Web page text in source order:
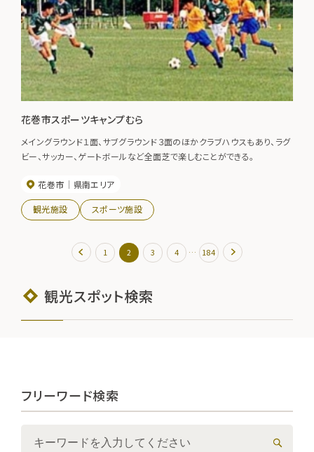
花巻市スポーツキャンプむら
メイングラウンド１面、サブグラウンド３面のほかクラブハウスもあり、ラグ
ビー、サッカー、ゲートボールなど全面芝で楽しむことができる。
花巻市 県南エリア
観光施設 スポーツ施設
1 2 3 4 … 184
観光スポット検索
フリーワード検索